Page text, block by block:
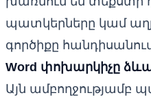
պատկերները կամ
գործիքը
Word փոխարկիչը
Այն ամբողջությամբ